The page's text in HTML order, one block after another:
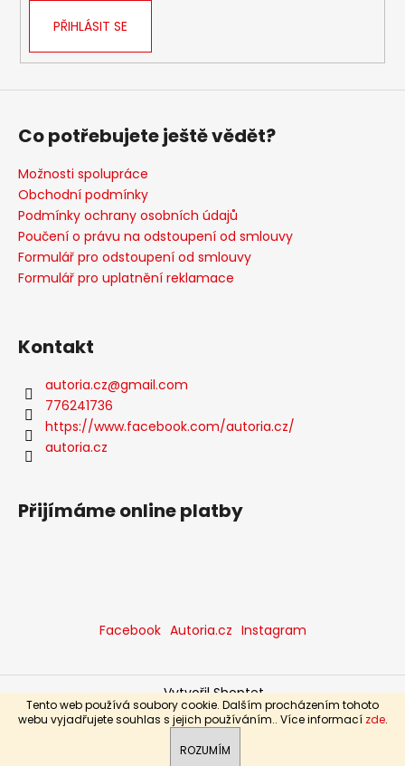
Tento web používá soubory cookie. Dalším procházením tohoto
webu vyjadřujete souhlas s jejich používáním.. Více informací zde.
ROZUMÍM
PŘIHLÁSIT SE
Co potřebujete ještě vědět?
Možnosti spolupráce
Obchodní podmínky
Podmínky ochrany osobních údajů
Poučení o právu na odstoupení od smlouvy
Formulář pro odstoupení od smlouvy
Formulář pro uplatnění reklamace
Kontakt
autoria.cz@gmail.com
776241736
https://www.facebook.com/autoria.cz/
autoria.cz
Přijímáme online platby
Facebook Autoria.cz Instagram
Vytvořil Shoptet
Copyright 2026Autoria Trend, s.r.o.. Všechna práva